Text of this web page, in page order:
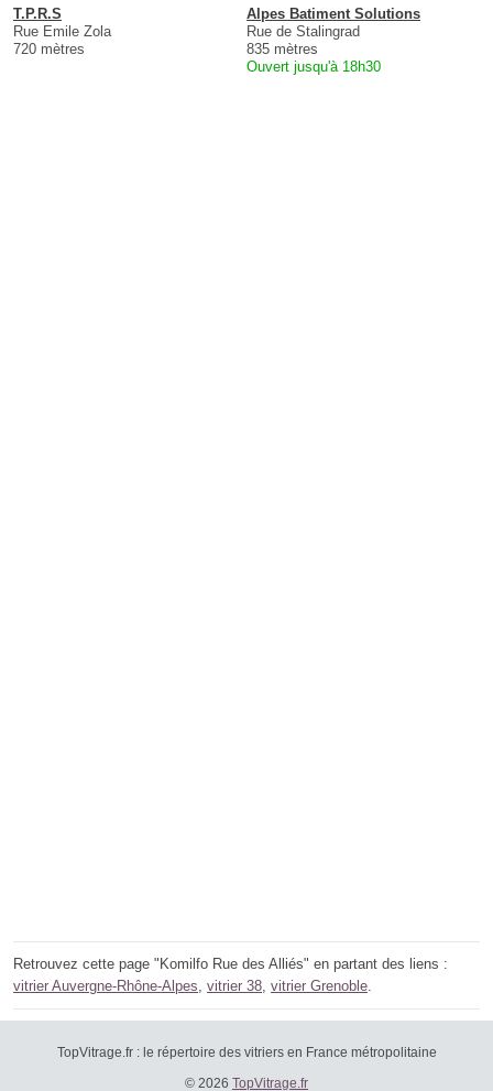
T.P.R.S
Rue Emile Zola
720 mètres
Alpes Batiment Solutions
Rue de Stalingrad
835 mètres
Ouvert jusqu'à 18h30
Retrouvez cette page "Komilfo Rue des Alliés" en partant des liens :
vitrier Auvergne-Rhône-Alpes, vitrier 38, vitrier Grenoble.
TopVitrage.fr : le répertoire des vitriers en France métropolitaine
© 2026 TopVitrage.fr